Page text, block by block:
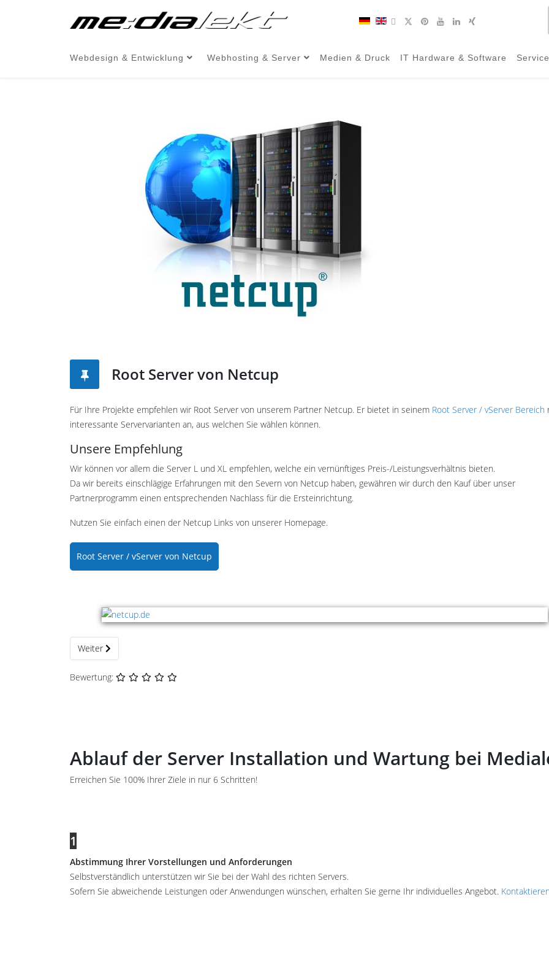
Webdesign & Entwicklung Webhosting & Server Medien & Druck IT Hardware & Software
Root Server von Netcup
Für Ihre Projekte empfehlen wir Root Server von unserem Partner Netcup. Er bietet in seinem Root Server / vServer Bereich
interessante Servervarianten an, aus welchen Sie wählen können.
Unsere Empfehlung
Wir können vor allem die Server L und XL empfehlen, welche ein vernünftiges Preis-/Leistungsverhältnis bieten.
Da wir bereits einschlägige Erfahrungen mit den Severn von Netcup haben, gewähren wir durch den Kauf über unser
Partnerprogramm einen entsprechenden Nachlass für die Ersteinrichtung.
Nutzen Sie einfach einen der Netcup Links von unserer Homepage.
Root Server / vServer von Netcup
Nächster Beitrag: Installations- & Wartungsarbeiten
Weiter
Bewertung:
Ablauf der Server Installation und Wartung bei
Erreichen Sie 100% Ihrer Ziele in nur 6 Schritten!
1
Abstimmung Ihrer Vorstellungen und Anforderungen
Selbstverständlich unterstützen wir Sie bei der Wahl des richten Servers.
Sofern Sie abweichende Leistungen oder Anwendungen wünschen, erhalten Sie gerne Ihr individuelles Angebot.